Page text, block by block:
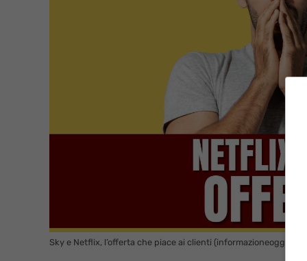
Sky e Netflix, l’offerta che piace ai clienti (informazioneoggi.it)